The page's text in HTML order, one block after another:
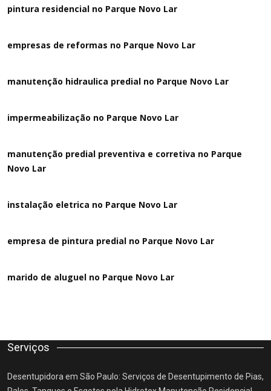
pintura residencial no Parque Novo Lar
empresas de reformas no Parque Novo Lar
manutenção hidraulica predial no Parque Novo Lar
impermeabilização no Parque Novo Lar
manutenção predial preventiva e corretiva no Parque
Novo Lar
instalação eletrica no Parque Novo Lar
empresa de pintura predial no Parque Novo Lar
marido de aluguel no Parque Novo Lar
Serviços
Desentupidora em São Paulo: Serviços de Desentupimento de Pias,